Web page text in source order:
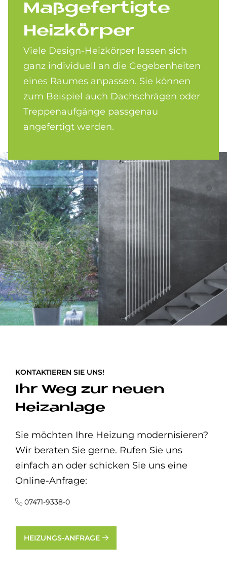
Maß­ge­fer­tig­te
Heiz­kör­per
Viele Design-Heizkörper lassen sich
ganz individuell an die Gegebenheiten
eines Raumes anpassen. Sie können
zum Beispiel auch Dachschrägen oder
Treppenaufgänge passgenau
angefertigt werden.
KONTAKTIEREN SIE UNS!
Ihr Weg zur neuen
Heizanlage
Sie möchten Ihre Heizung modernisieren?
Wir beraten Sie gerne. Rufen Sie uns
einfach an oder schicken Sie uns eine
Online-Anfrage:
07471-9338-0
HEIZUNGS-ANFRAGE